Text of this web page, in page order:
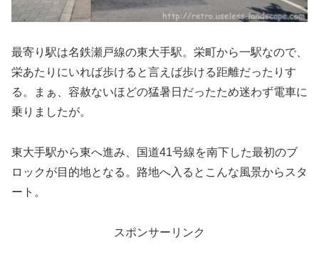
最寄り駅は名鉄瀬戸線の東大手駅。栄町から一駅なので、
栄あたりにいれば歩けると言えば歩ける距離だったりす
る。まぁ、容赦ないほどの猛暑日だったため迷わず電車に
乗りましたが。
東大手駅から東へ進み、国道41号線を南下した最初のブ
ロックが目的地となる。路地へ入るとこんな風景からスタ
ート。
スポンサーリンク